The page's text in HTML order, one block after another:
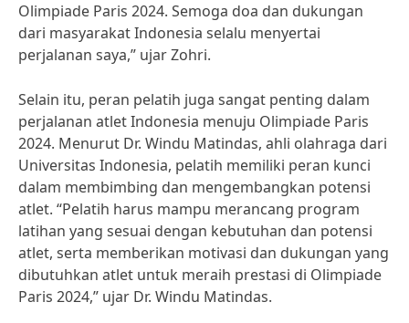
Olimpiade Paris 2024. Semoga doa dan dukungan
dari masyarakat Indonesia selalu menyertai
perjalanan saya,” ujar Zohri.
Selain itu, peran pelatih juga sangat penting dalam
perjalanan atlet Indonesia menuju Olimpiade Paris
2024. Menurut Dr. Windu Matindas, ahli olahraga dari
Universitas Indonesia, pelatih memiliki peran kunci
dalam membimbing dan mengembangkan potensi
atlet. “Pelatih harus mampu merancang program
latihan yang sesuai dengan kebutuhan dan potensi
atlet, serta memberikan motivasi dan dukungan yang
dibutuhkan atlet untuk meraih prestasi di Olimpiade
Paris 2024,” ujar Dr. Windu Matindas.